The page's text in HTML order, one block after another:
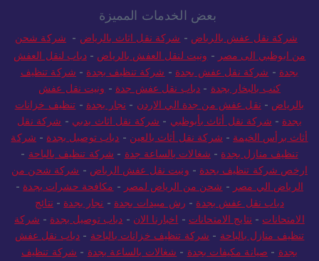
بعض الخدمات المميزة
شركة نقل عفش بالرياض - شركة نقل اثاث بالرياض - شركة شحن
من ابوظبي الى مصر - ونيت لنقل العفش بالرياض -دباب لنقل العفش
بجدة - شركة نقل عفش بجدة - شركة تنظيف بجدة - شركة تنظيف
كنب بالبخار بجدة - دباب نقل عفش جدة - ونيت نقل عفش
بالرياض - نقل عفش من جدة الي الاردن - نجار بجدة - تنظيف خزانات
بجدة - شركة نقل أثاث بأبوظبي - شركة نقل اثاث بدبي - شركة نقل
أثاث برأس الخيمة - شركة نقل أثاث بالعين - دباب توصيل بجدة - شركة
تنظيف منازل بجدة - شغالات بالساعة جدة - شركة تنظيف بالباحة -
ارخص شركة تنظيف بجدة - ونيت نقل عفش الرياض - شركة شحن من
الرياض الي مصر - شحن من الرياض لمصر - مكافحة حشرات بجدة -
دباب نقل عفش بجدة - رش مبيدات بجدة - نجار بجدة - نتائج
الامتحانات - نتايج الامتحانات - اخبارنا الان - دباب توصيل بجدة - شركة
تنظيف منازل بالباحة - شركة تنظيف خزانات بالباحة - دباب نقل عفش
بجدة - صيانة مكيفات بجدة - شغالات بالساعة بجدة - شركة تنظيف